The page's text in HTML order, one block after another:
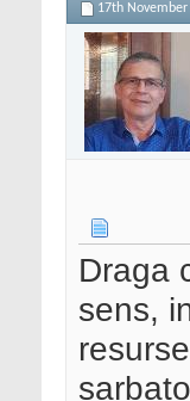
17th November
Draga
sens,